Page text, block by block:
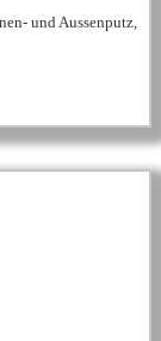
und Aussenputz,